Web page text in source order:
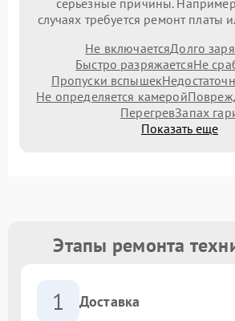
серьезные причины.
случаях требуется ремонт платы
Не включаетсяДолго
Быстро разряжаетсяНе
Пропуски вспышек
Не определяется камерой
ПерегревЗапах
Показать еще
Этапы ремонта
1 Доставка